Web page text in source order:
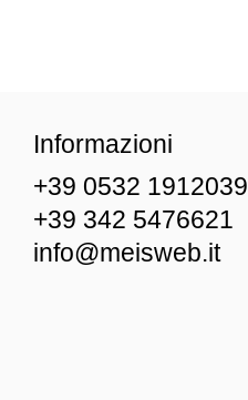
Informazioni
+39 0532 1912039
+39 342 5476621
info@meisweb.it